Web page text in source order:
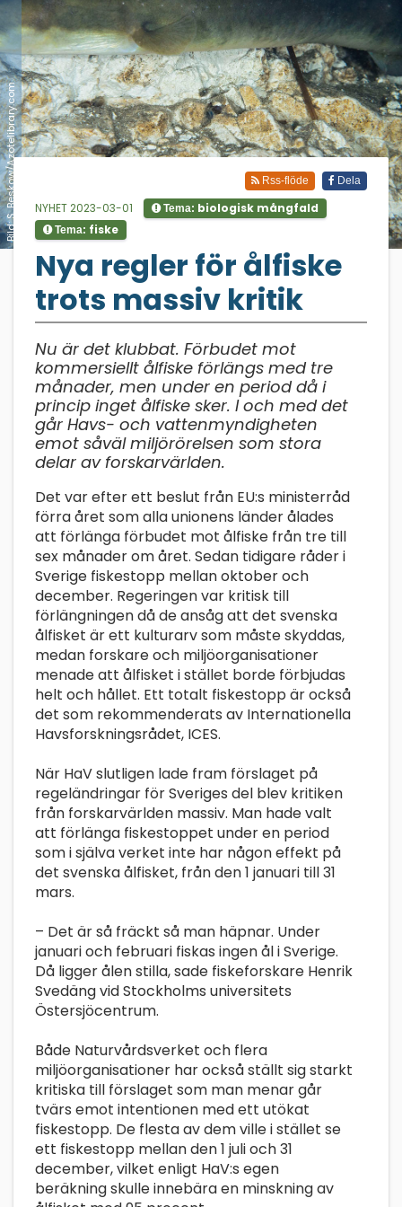
Bild: S. Beskow/Azotelibrary.com
;
Dela
Rss-flöde
NYHET 2023-03-01 Tema: biologisk mångfald
Tema: fiske
Nya regler för ålfiske
trots massiv kritik
Nu är det klubbat. Förbudet mot
kommersiellt ålfiske förlängs med tre
månader, men under en period då i
princip inget ålfiske sker. I och med det
går Havs- och vattenmyndigheten
emot såväl miljörörelsen som stora
delar av forskarvärlden.
Det var efter ett beslut från EU:s ministerråd
förra året som alla unionens länder ålades
att förlänga förbudet mot ålfiske från tre till
sex månader om året. Sedan tidigare råder i
Sverige fiskestopp mellan oktober och
december. Regeringen var kritisk till
förlängningen då de ansåg att det svenska
ålfisket är ett kulturarv som måste skyddas,
medan forskare och miljöorganisationer
menade att ålfisket i stället borde förbjudas
helt och hållet. Ett totalt fiskestopp är också
det som rekommenderats av Internationella
Havsforskningsrådet, ICES.
När HaV slutligen lade fram förslaget på
regeländringar för Sveriges del blev kritiken
från forskarvärlden massiv. Man hade valt
att förlänga fiskestoppet under en period
som i själva verket inte har någon effekt på
det svenska ålfisket, från den 1 januari till 31
mars.
– Det är så fräckt så man häpnar. Under
januari och februari fiskas ingen ål i Sverige.
Då ligger ålen stilla, sade fiskeforskare Henrik
Svedäng vid Stockholms universitets
Östersjöcentrum.
Både Naturvårdsverket och flera
miljöorganisationer har också ställt sig starkt
kritiska till förslaget som man menar går
tvärs emot intentionen med ett utökat
fiskestopp. De flesta av dem ville i stället se
ett fiskestopp mellan den 1 juli och 31
december, vilket enligt HaV:s egen
beräkning skulle innebära en minskning av